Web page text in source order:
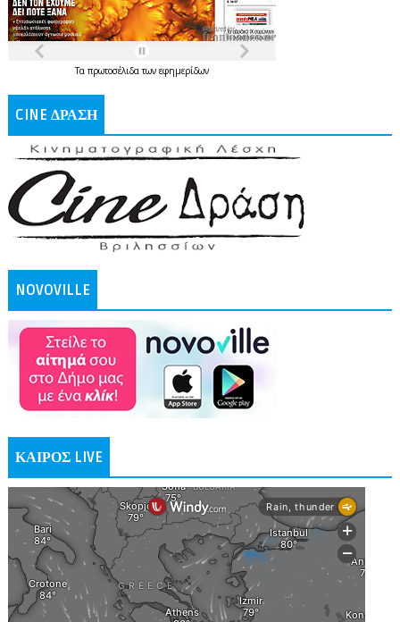
Τα πρωτοσέλιδατων εφημερίδων
CINE ΔΡΑΣΗ
NOVOVILLE
ΚΑΙΡΟΣ LIVE